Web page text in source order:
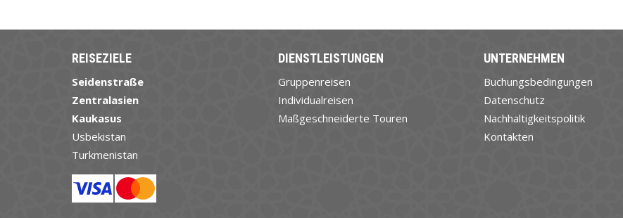
REISEZIELE
Seidenstraße
Zentralasien
Kaukasus
Usbekistan
Turkmenistan
DIENSTLEISTUNGEN
Gruppenreisen
Individualreisen
Maßgeschneiderte Touren
UNTERNEHMEN
Buchungsbedingungen
Datenschutz
Nachhaltigkeitspolitik
Kontakten